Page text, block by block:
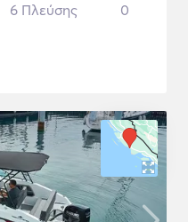
6 Πλεύσης 0